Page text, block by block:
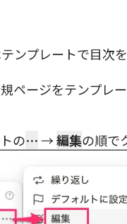
ンプレートで目次
ページをテンプレ
の…→編集の順で